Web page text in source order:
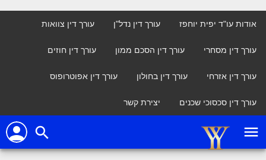
אודות עו"ד יפית יוחפז עורך דין נדל"ן עורך דין צוואות
עורך דין מסחרי עורך דין הסכם ממון עורך דין חוזים
עורך דין אזרחי עורך דין בחולון עורך דין אפוטרופוס
עורך דין סכסוכי שכנים יצירת קשר
menu
search
person